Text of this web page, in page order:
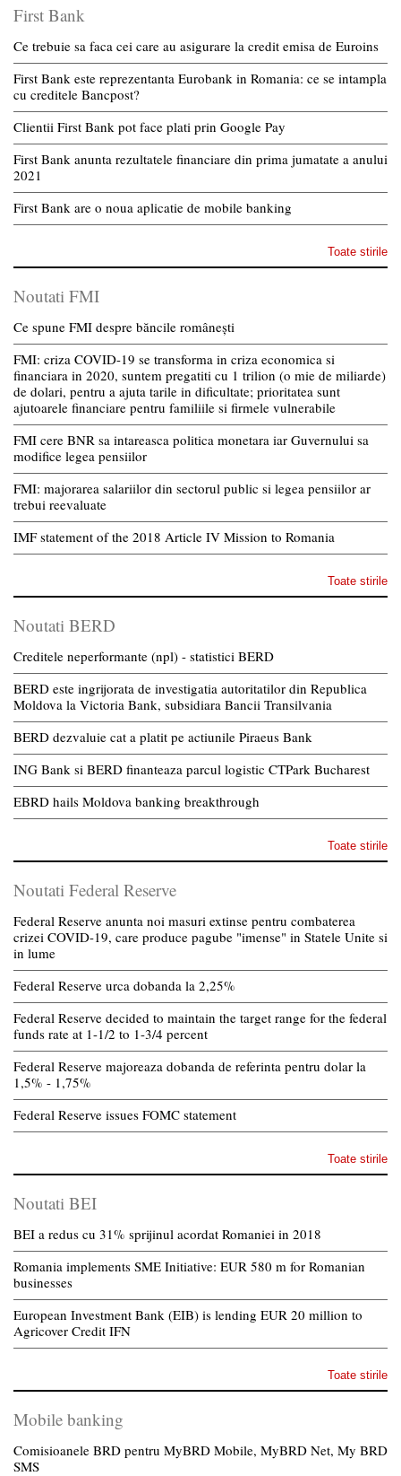
First Bank
Ce trebuie sa faca cei care au asigurare la credit emisa de Euroins
First Bank este reprezentanta Eurobank in Romania: ce se intampla
cu creditele Bancpost?
Clientii First Bank pot face plati prin Google Pay
First Bank anunta rezultatele financiare din prima jumatate a anului
2021
First Bank are o noua aplicatie de mobile banking
Toate stirile
Noutati FMI
Ce spune FMI despre băncile românești
FMI: criza COVID-19 se transforma in criza economica si
financiara in 2020, suntem pregatiti cu 1 trilion (o mie de miliarde)
de dolari, pentru a ajuta tarile in dificultate; prioritatea sunt
ajutoarele financiare pentru familiile si firmele vulnerabile
FMI cere BNR sa intareasca politica monetara iar Guvernului sa
modifice legea pensiilor
FMI: majorarea salariilor din sectorul public si legea pensiilor ar
trebui reevaluate
IMF statement of the 2018 Article IV Mission to Romania
Toate stirile
Noutati BERD
Creditele neperformante (npl) - statistici BERD
BERD este ingrijorata de investigatia autoritatilor din Republica
Moldova la Victoria Bank, subsidiara Bancii Transilvania
BERD dezvaluie cat a platit pe actiunile Piraeus Bank
ING Bank si BERD finanteaza parcul logistic CTPark Bucharest
EBRD hails Moldova banking breakthrough
Toate stirile
Noutati Federal Reserve
Federal Reserve anunta noi masuri extinse pentru combaterea
crizei COVID-19, care produce pagube "imense" in Statele Unite si
in lume
Federal Reserve urca dobanda la 2,25%
Federal Reserve decided to maintain the target range for the federal
funds rate at 1-1/2 to 1-3/4 percent
Federal Reserve majoreaza dobanda de referinta pentru dolar la
1,5% - 1,75%
Federal Reserve issues FOMC statement
Toate stirile
Noutati BEI
BEI a redus cu 31% sprijinul acordat Romaniei in 2018
Romania implements SME Initiative: EUR 580 m for Romanian
businesses
European Investment Bank (EIB) is lending EUR 20 million to
Agricover Credit IFN
Toate stirile
Mobile banking
Comisioanele BRD pentru MyBRD Mobile, MyBRD Net, My BRD
SMS